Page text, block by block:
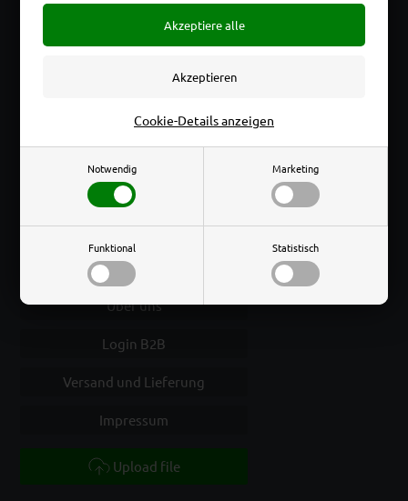
Notwendig Marketing
Funktional Statistisch
Cookie-Details anzeigen
+45 7020 9096
info@displaylager.dk
AGB
Über uns
Login B2B
Versand und Lieferung
Impressum
Upload file